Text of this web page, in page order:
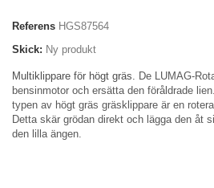
Referens HGS87564
Skick: Ny produkt
Multiklippare för högt gräs. De LUMAG-
bensinmotor och ersätta den föråldrade lien.
typen av högt gräs gräsklippare är en
Detta skär grödan direkt och lägga den åt
den lilla ängen.